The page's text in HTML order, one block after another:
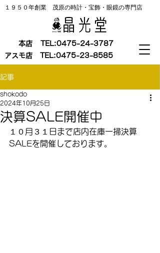
TEL:0475-24-3787
本店
TEL:0475-23-8585
アスモ店
１９５０年創業 茂原の時計・宝飾・眼鏡の専門店
記事
決算SALE開催中
shokodo
2024年10月25日
１０月３１日まで店内在庫一掃決算
SALEを開催しております。